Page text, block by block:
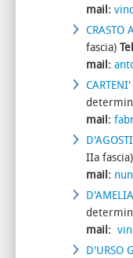
mail:
CRASTO
fascia)
mail:
mail:
IIa fascia)
mail:
mail:
D'URSO